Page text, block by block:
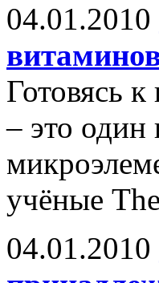
04.01.2010
Готовясь
– это
учёные
04.01.2010